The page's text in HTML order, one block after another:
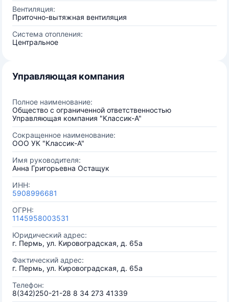
Вентиляция:
Приточно-вытяжная вентиляция
Система отопления:
Центральное
Управляющая компания
Полное наименование:
Общество с ограниченной ответственностью
Управляющая компания "Классик-А"
Сокращенное наименование:
ООО УК "Классик-А"
Имя руководителя:
Анна Григорьевна Остащук
ИНН:
5908996681
ОГРН:
1145958003531
Юридический адрес:
г. Пермь, ул. Кировоградская, д. 65а
Фактический адрес:
г. Пермь, ул. Кировоградская, д. 65а
Телефон:
8(342)250-21-28 8 34 273 41339